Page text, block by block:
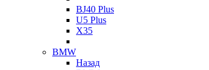
BJ40 Plus
U5 Plus
X35
BMW
Назад